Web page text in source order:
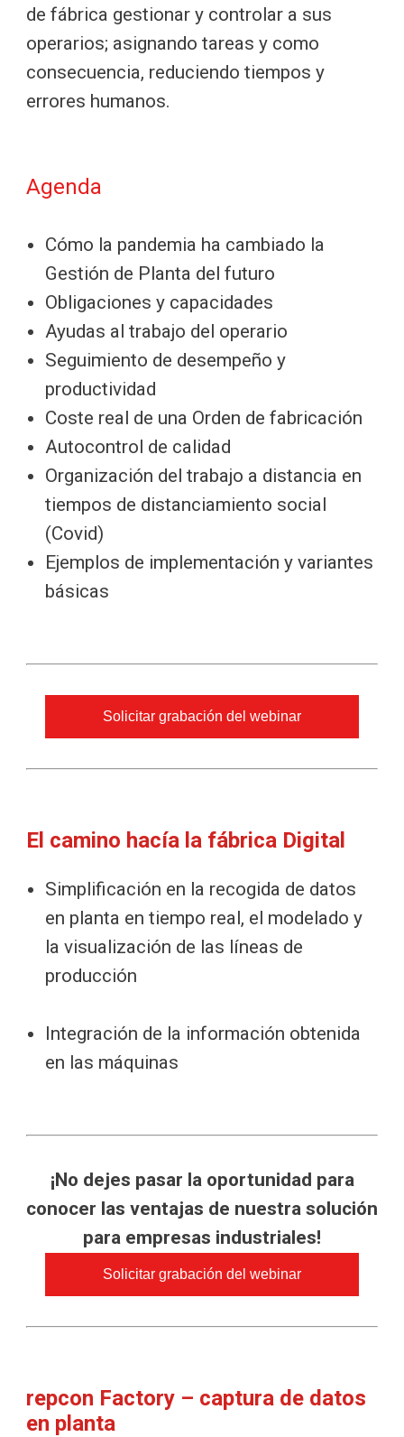
de fábrica gestionar y controlar a sus
operarios; asignando tareas y como
consecuencia, reduciendo tiempos y
errores humanos.
Agenda
Cómo la pandemia ha cambiado la
Gestión de Planta del futuro
Obligaciones y capacidades
Ayudas al trabajo del operario
Seguimiento de desempeño y
productividad
Coste real de una Orden de fabricación
Autocontrol de calidad
Organización del trabajo a distancia en
tiempos de distanciamiento social
(Covid)
Ejemplos de implementación y variantes
básicas
Solicitar grabación del webinar
El camino hacía la fábrica Digital
Simplificación en la recogida de datos
en planta en tiempo real, el modelado y
la visualización de las líneas de
producción
Integración de la información obtenida
en las máquinas
¡No dejes pasar la oportunidad para
conocer las ventajas de nuestra solución
para empresas industriales!
Solicitar grabación del webinar
repcon Factory – captura de datos
en planta